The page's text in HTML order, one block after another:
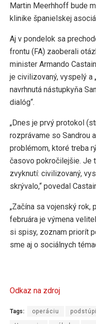
Martin Meerhhoff bude
klinike španielskej
Aj v pondelok sa
frontu (FA) zaoberali
minister Armando
je civilizovaný, vyspelý a
navrhnutá nástupkyňa
dialóg“.
„Dnes je prvý protokol
rozprávame so Sandrou
problémom, ktoré treba
časovo pokročilejšie. Je
zvyknutí: civilizovaný,
skrývalo,“ povedal
„Začína sa vojenský rok,
februára je výmena
si spisy, zoznam priorít
sme aj o sociálnych
Odkaz na zdroj
Tags: operáciu podstúpi